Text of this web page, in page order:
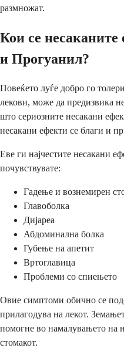
размножат.
Кои се
и Прогуанил?
Повеќето луѓе добро го
лекови, може да предизвика
што сериозните несакани
несакани ефекти се благи и
Еве ги најчестите несакани
почувствувате:
Гадење и вознемирен
Главоболка
Дијареа
Абдоминална болка
Губење на апетит
Вртоглавица
Проблеми со спиењето
Овие симптоми обично се
прилагодува на лекот.
помогне во намалувањето на
стомакот.